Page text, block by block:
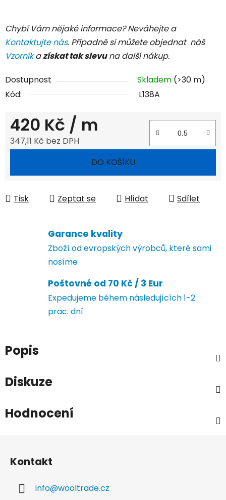
Chybí Vám nějaké informace? Neváhejte a
Kontaktujte nás. Případně si můžete objednat náš
Vzorníkazískat tak slevuna další nákup.
Dostupnost Skladem (>30 m)
Kód:
L138A
420 Kč / m
347,11 Kč bez DPH
DO KOŠÍKU
Tisk Zeptat se Hlídat Sdílet
Garance kvality
Zboží od evropských výrobců, které sami
nosíme
Poštovné od 70 Kč / 3 Eur
Expedujeme během následujících 1-2
prac. dní
Popis
Diskuze
Hodnocení
Kontakt
info@wooltrade.cz